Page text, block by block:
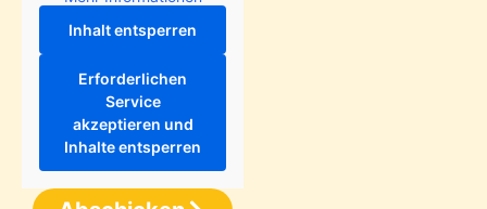
Inhalt entsperren
Erforderlichen
Service
akzeptieren und
Inhalte entsperren